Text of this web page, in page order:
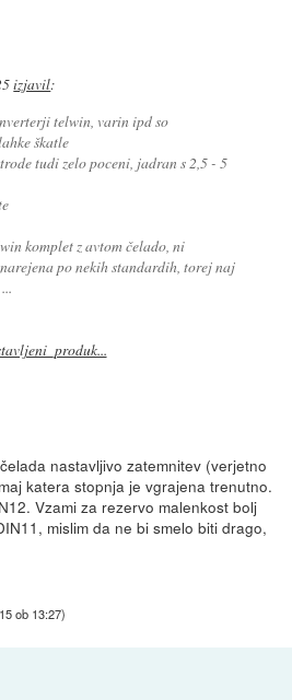
izjavil:
telwin, varin ipd so
škatle
tudi zelo poceni, jadran s 2,5 - 5
komplet z avtom čelado, ni
po nekih standardih, torej naj
nastavljivo zatemnitev (verjetno
katera stopnja je vgrajena trenutno.
Vzami za rezervo malenkost bolj
mislim da ne bi smelo biti drago,
ob 13:27)